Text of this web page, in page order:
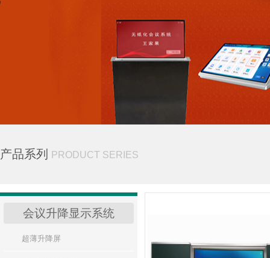
产品系列 PRODUCT SERIES
会议升降显示系统
超薄升降屏